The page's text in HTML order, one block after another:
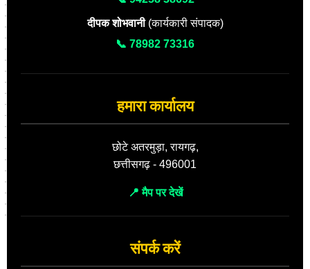
दीपक शोभवानी(कार्यकारी संपादक)
📞 78982 73316
हमारा कार्यालय
छोटे अतरमुड़ा, रायगढ़,
छत्तीसगढ़ - 496001
📍 मैप पर देखें
संपर्क करें